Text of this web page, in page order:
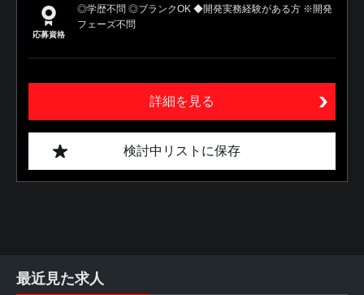
応募資格
◎学歴不問 ◎ブランクOK ◆開発実務経験がある方 ※開発
フェーズ不問
詳細を見る
検討中リストに保存
最近見た求人